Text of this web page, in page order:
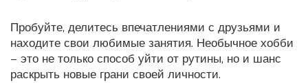
Пробуйте, делитесь впечатлениями с друзьями и
находите свои любимые занятия. Необычное хобби
– это не только способ уйти от рутины, но и шанс
раскрыть новые грани своей личности.